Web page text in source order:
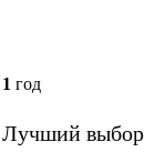
1 год
Лучший выбор